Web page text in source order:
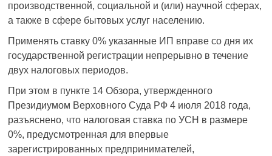
производственной, социальной и (или) научной сферах,
а также в сфере бытовых услуг населению.
Применять ставку 0% указанные ИП вправе со дня их
государственной регистрации непрерывно в течение
двух налоговых периодов.
При этом в пункте 14 Обзора, утвержденного
Президиумом Верховного Суда РФ 4 июля 2018 года,
разъяснено, что налоговая ставка по УСН в размере
0%, предусмотренная для впервые
зарегистрированных предпринимателей,